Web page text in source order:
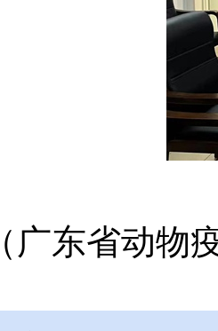
（广东省动物